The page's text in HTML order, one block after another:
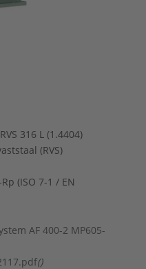
RVS 316 L (1.4404)
(RVS)
(ISO 7-1 / EN
(ISO 7-1 / EN
AF 400-2 MP605-
()